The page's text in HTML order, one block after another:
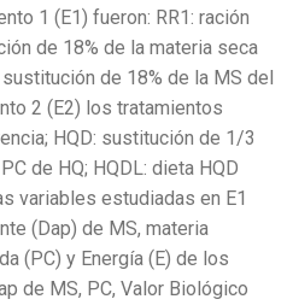
1 (E1) fueron: RR1: ración
de 18% de la materia seca
de 18% de la MS del
2 (E2) los tratamientos
HQD: sustitución de 1/3
de HQ; HQDL: dieta HQD
variables estudiadas en E1
(Dap) de MS, materia
(PC) y Energía (E) de los
de MS, PC, Valor Biológico